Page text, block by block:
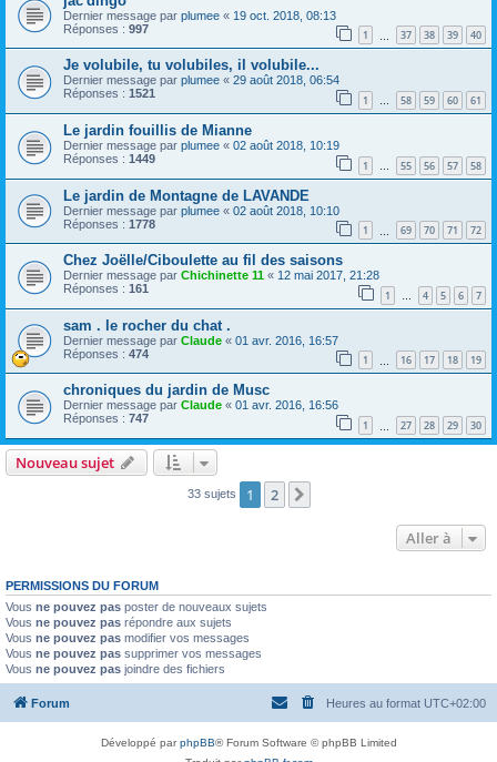
Dernier message par plumee « 19 oct. 2018, 08:13
Réponses : 997 1 37 38 39 40
Je volubile, tu volubiles, il volubile...
Dernier message par plumee « 29 août 2018, 06:54
Réponses : 1521 1 … 58 59 60 61
Le jardin fouillis de Mianne
Dernier message par plumee « 02 août 2018, 10:19
Réponses : 1449 1 55 56 57 58
Le jardin de Montagne de LAVANDE
Dernier message par plumee « 02 août 2018, 10:10
Réponses : 1778 1 69 70 71 72
Chez Joëlle/Ciboulette au fil des saisons
Dernier message par Chichinette 11 « 12 mai 2017, 21:28
Réponses : 161 1 … 4 5 6 7
sam . le rocher du chat .
Dernier message par Claude « 01 avr. 2016, 16:57
Réponses : 474 1 16 17 18 19
chroniques du jardin de Musc
Dernier message par Claude « 01 avr. 2016, 16:56
Réponses : 747 1 27 28 29 30
Nouveau sujet
33 sujets 1 2
Aller à
PERMISSIONS DU FORUM
Vous ne pouvez pas poster de nouveaux sujets
Vous ne pouvez pas répondre aux sujets
Vous ne pouvez pas modifier vos messages
Vous ne pouvez pas supprimer vos messages
Vous ne pouvez pas joindre des fichiers
Forum Heures au format UTC+02:00
Développé parphpBB® Forum Software © phpBB Limited